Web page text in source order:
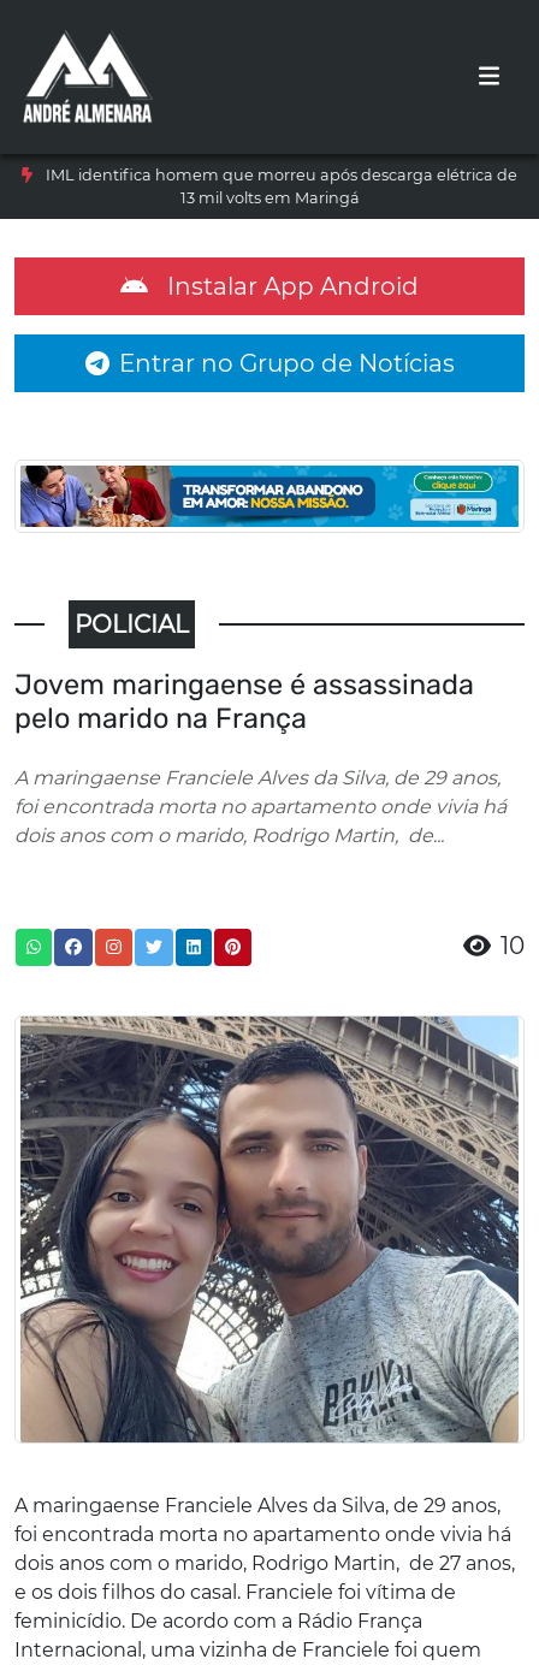
IML identifica homem que morreu após descarga elétrica de
13 mil volts em Maringá
Instalar App Android
Entrar no Grupo de Notícias
POLICIAL
Jovem maringaense é assassinada
pelo marido na França
A maringaense Franciele Alves da Silva, de 29 anos,
foi encontrada morta no apartamento onde vivia há
dois anos com o marido, Rodrigo Martin, de...
10
A maringaense Franciele Alves da Silva, de 29 anos,
foi encontrada morta no apartamento onde vivia há
dois anos com o marido, Rodrigo Martin, de 27 anos,
e os dois filhos do casal. Franciele foi vítima de
feminicídio. De acordo com a Rádio França
Internacional, uma vizinha de Franciele foi quem